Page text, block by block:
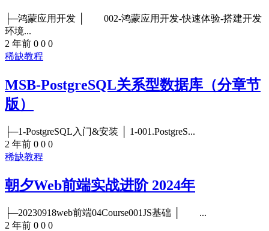
├─鸿蒙应用开发 │ 002-鸿蒙应用开发-快速体验-搭建开发
环境...
2 年前 0 0 0
稀缺教程
MSB-PostgreSQL关系型数据库（分章节
版）
├─1-PostgreSQL入门&安装 │ 1-001.PostgreS...
2 年前 0 0 0
稀缺教程
朝夕Web前端实战进阶 2024年
├─20230918web前端04Course001JS基础 │ ...
2 年前 0 0 0